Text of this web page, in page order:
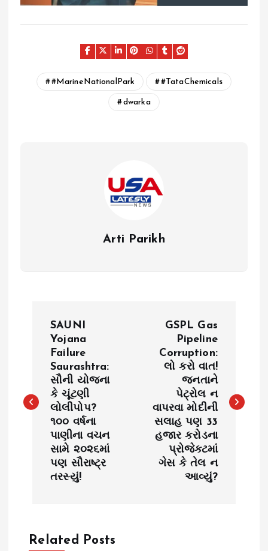
#MarineNationalPark #TataChemicals
dwarka
Arti Parikh
t
SAUNI
Yojana
Failure
Saurashtra:
સૌની યોજના
કે ચૂંટણી
લોલીપોપ?
૧૦૦ વર્ષના
પાણીના વચન
સામે ૨૦૨૬માં
પણ સૌરાષ્ટ્ર
તરસ્યું!
GSPL Gas
Pipeline
Corruption:
લો કરો વાત!
જનતાને
પેટ્રોલ ન
વાપરવા મોદીની
સલાહ પણ 33
હજાર કરોડના
પ્રોજેક્ટમાં
ગેસ કે તેલ ન
આવ્યું?
Related Posts